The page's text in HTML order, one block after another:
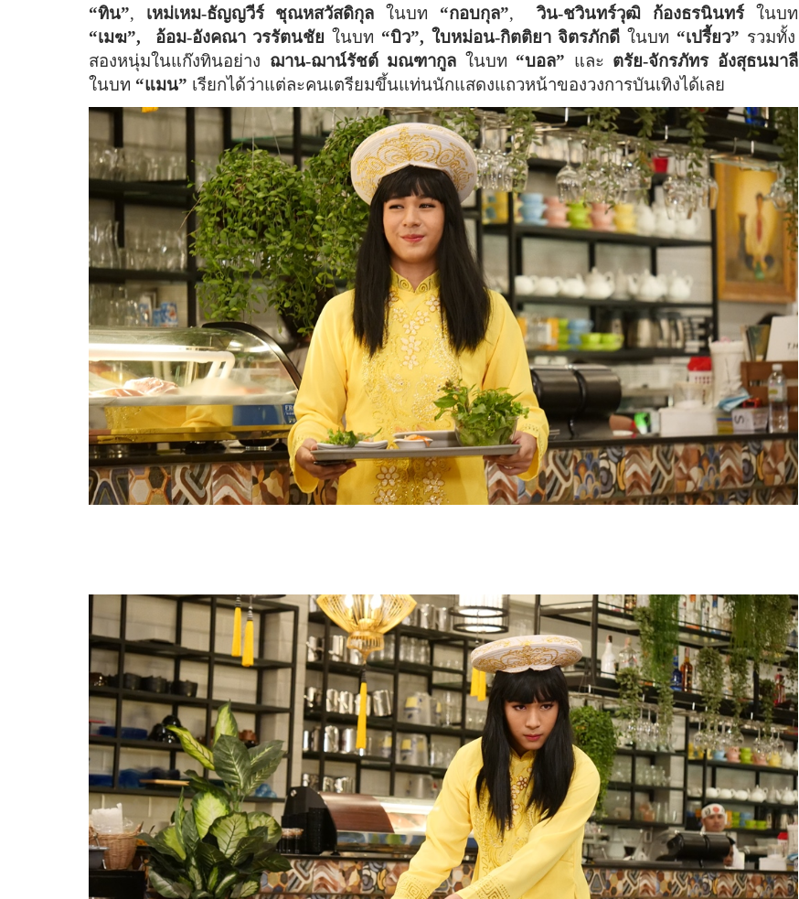
“ทิน”, เหม่เหม-ธัญญวีร์ ชุณหสวัสดิกุล ในบท “กอบกุล”, วิน-ชวินทร์วุฒิ ก้องธรนินทร์ ในบท
“เมฆ”,
อ้อม-อังคณา วรรัตนชัยในบท “บิว”, ใบหม่อน-กิตติยา จิตรภักดีในบท “เปรี้ยว” รวมทั้ง
สองหนุ่มในแก๊งทินอย่าง ฌาน-ฌาน์รัชต์ มณฑากูล ในบท “บอล” และ ตรัย-จักรภัทร อังสุธนมาลี
ในบท “แมน” เรียกได้ว่าแต่ละคนเตรียมขึ้นแท่นนักแสดงแถวหน้าของวงการบันเทิงได้เลย